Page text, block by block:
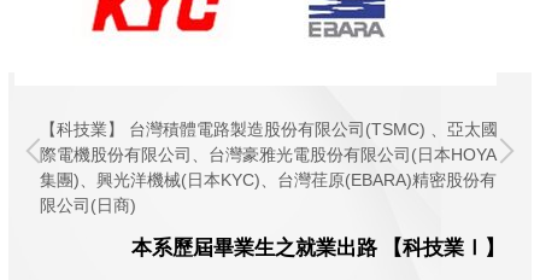
【科技業】 台灣積體電路製造股份有限公司(TSMC) 、亞太國
際電機股份有限公司、台灣豪雅光電股份有限公司(日本HOYA
集團)、興光洋機械(日本KYC)、台灣荏原(EBARA)精密股份有
限公司(日商)
本系歷屆畢業生之就業出路 【科技業 Ⅰ】